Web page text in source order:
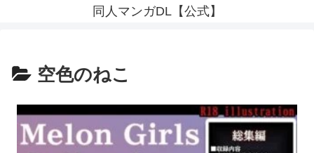
同人マンガDL【公式】
空色のねこ